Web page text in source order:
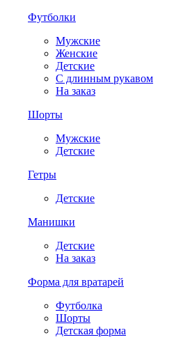
Футболки
Мужские
Женские
Детские
С длинным рукавом
На заказ
Шорты
Мужские
Детские
Гетры
Детские
Манишки
Детские
На заказ
Форма для вратарей
Футболка
Шорты
Детская форма